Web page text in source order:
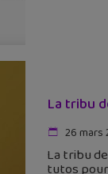
La tribu
26 mars
La tribu
tutos